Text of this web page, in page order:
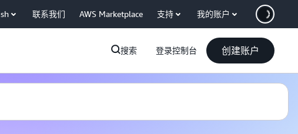
联系我们 AWS Marketplace 支持 我的账户
搜索 登录控制台 创建账户